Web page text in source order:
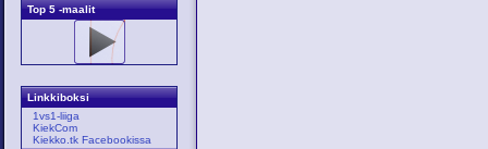
Top 5 -maalit
Linkkiboksi
1vs1-liiga
KiekCom
Kiekko.tk Facebookissa